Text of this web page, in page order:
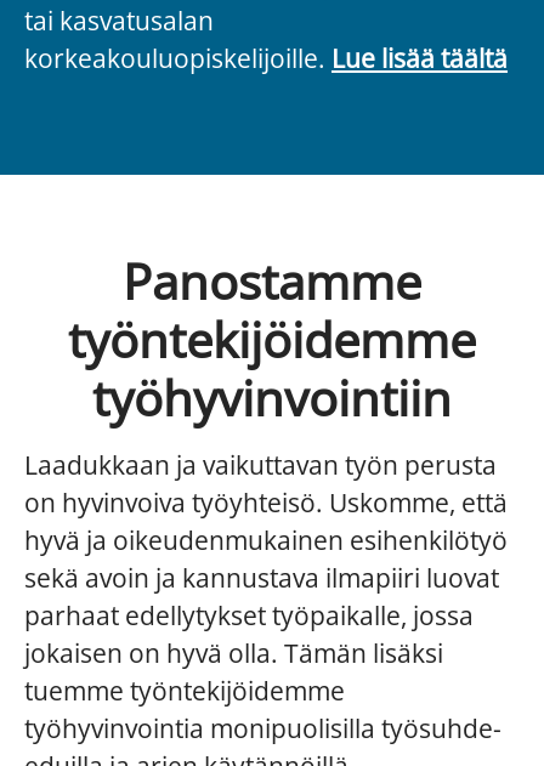
tai kasvatusalan
korkeakouluopiskelijoille. Lue lisää täältä
Panostamme
työntekijöidemme
työhyvinvointiin
Laadukkaan ja vaikuttavan työn perusta
on hyvinvoiva työyhteisö. Uskomme, että
hyvä ja oikeudenmukainen esihenkilötyö
sekä avoin ja kannustava ilmapiiri luovat
parhaat edellytykset työpaikalle, jossa
jokaisen on hyvä olla. Tämän lisäksi
tuemme työntekijöidemme
työhyvinvointia monipuolisilla työsuhde-